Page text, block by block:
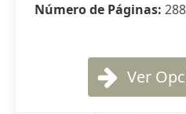
Número de Páginas: 288
Ver